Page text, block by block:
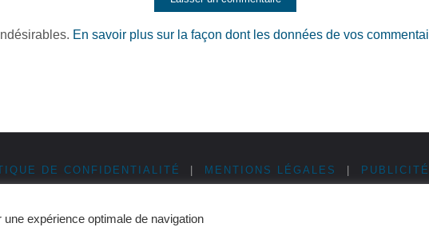
En savoir plus sur la façon dont les données de vos
DE CONFIDENTIALITÉ | MENTIONS LÉGALES |
expérience optimale de navigation